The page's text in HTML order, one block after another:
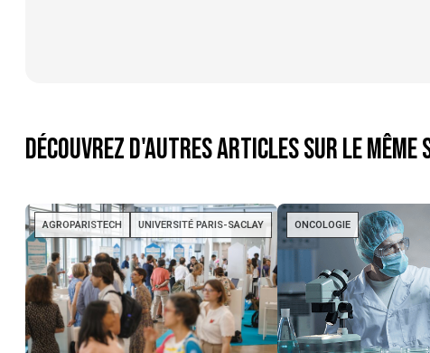
Découvrez d'autres articles sur le même
AGROPARISTECH UNIVERSITÉ PARIS-SACLAY ONCOLOGIE